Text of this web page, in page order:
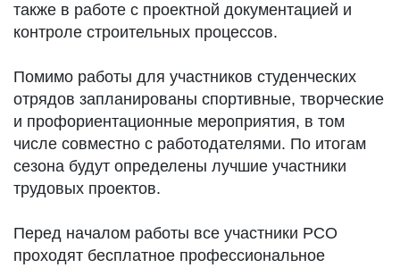
также в работе с проектной документацией и
контроле строительных процессов.
Помимо работы для участников студенческих
отрядов запланированы спортивные, творческие
и профориентационные мероприятия, в том
числе совместно с работодателями. По итогам
сезона будут определены лучшие участники
трудовых проектов.
Перед началом работы все участники РСО
проходят бесплатное профессиональное